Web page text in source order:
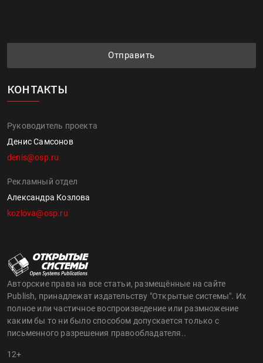
Отправить
КОНТАКТЫ
Руководитель проекта
Денис Самсонов
denis@osp.ru
Рекламный отдел
Александра Козлова
kozlova@osp.ru
Авторские права на все статьи, размещённые на сайте
Publish, принадлежат издательству "Открытые системы". Их
полное или частичное воспроизведение или размножение
каким бы то ни было способом допускается только с
письменного разрешения правообладателя..
12+